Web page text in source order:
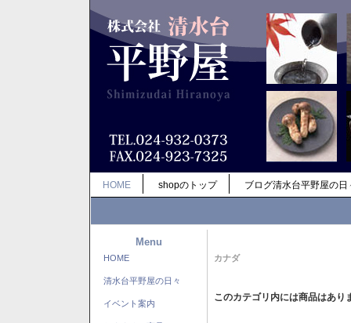
HOME shopのトップ ブログ清水台平野屋の日
Menu
HOME
清水台平野屋の日々
イベント案内
カナダ
このカテゴリ内には商品はあり